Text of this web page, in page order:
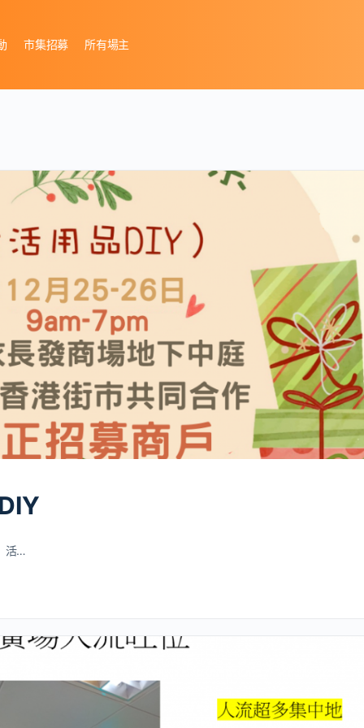
市集招募 所有場主
活…